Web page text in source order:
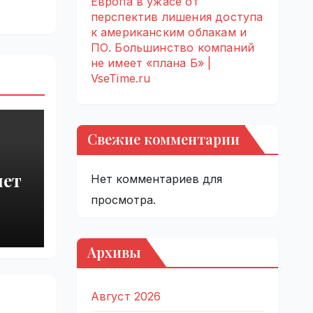
перспектив лишения доступа
к американским облакам и
ПО. Большинство компаний
не имеет «плана Б» |
VseTime.ru
Свежие комментарии
Нет комментариев для
просмотра.
Архивы
Август 2026